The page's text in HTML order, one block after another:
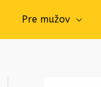
Pre mužov